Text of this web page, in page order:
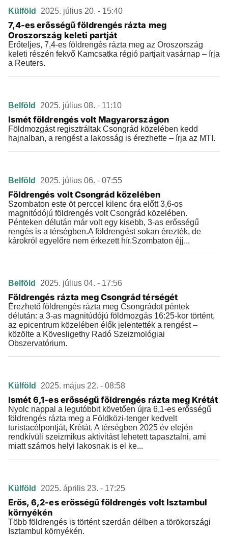
Külföld 2025. július 20. - 15:40
7,4-es erősségű földrengés rázta meg
Oroszország keleti partját
Erőteljes, 7,4-es földrengés rázta meg az Oroszország
keleti részén fekvő Kamcsatka régió partjait vasárnap – írja
a Reuters.
Belföld 2025. július 08. - 11:10
Ismét földrengés volt Magyarországon
Földmozgást regisztráltak Csongrád közelében kedd
hajnalban, a rengést a lakosság is érezhette – írja az MTI.
Belföld 2025. július 06. - 07:55
Földrengés volt Csongrád közelében
Szombaton este öt perccel kilenc óra előtt 3,6-os
magnitódójú földrengés volt Csongrád közelében.
Pénteken délután már volt egy kisebb, 3-as erősségű
rengés is a térségben.A földrengést sokan érezték, de
károkról egyelőre nem érkezett hír.Szombaton éjj...
Belföld 2025. július 04. - 17:56
Földrengés rázta meg Csongrád térségét
Érezhető földrengés rázta meg Csongrádot péntek
délután: a 3-as magnitúdójú földmozgás 16:25-kor történt,
az epicentrum közelében élők jelentették a rengést –
közölte a Kövesligethy Radó Szeizmológiai
Obszervatórium.
Külföld 2025. május 22. - 08:58
Ismét 6,1-es erősségű földrengés rázta meg Krétát
Nyolc nappal a legutóbbit követően újra 6,1-es erősségű
földrengés rázta meg a Földközi-tenger kedvelt
turistacélpontját, Krétát. A térségben 2025 év elején
rendkívüli szeizmikus aktivitást lehetett tapasztalni, ami
miatt számos helyi lakosnak is el ke...
Külföld 2025. április 23. - 17:25
Erős, 6,2-es erősségű földrengés volt Isztambul
környékén
Több földrengés is történt szerdán délben a törökországi
Isztambul környékén.